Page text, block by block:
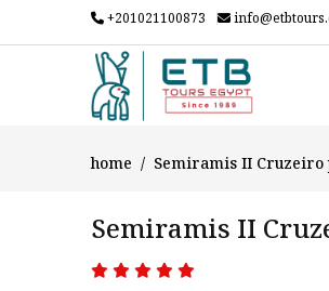
+201021100873
home Semiramis II Cruzeiro
Semiramis II